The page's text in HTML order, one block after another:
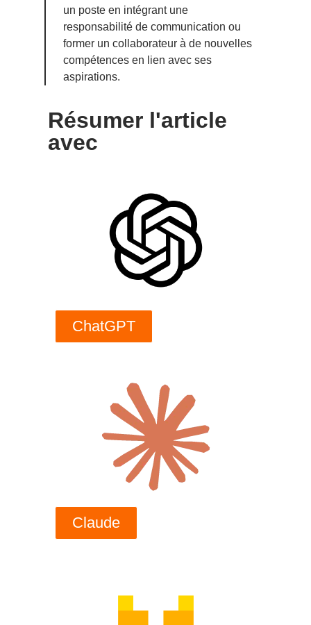
un poste en intégrant une
responsabilité de communication ou
former un collaborateur à de nouvelles
compétences en lien avec ses
aspirations.
Résumer l'article
avec
ChatGPT
Claude